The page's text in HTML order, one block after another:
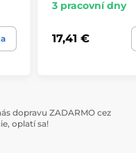
3 pracovní dny
17,41 €
dopravu ZADARMO cez
oplatí sa!